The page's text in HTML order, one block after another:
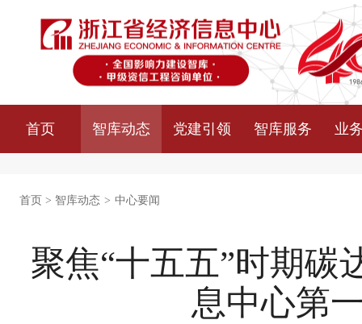
首页 智库动态 党建引领 智库服务 业
首页 > 智库动态 > 中心要闻
聚焦“十五五”时期碳
息中心第